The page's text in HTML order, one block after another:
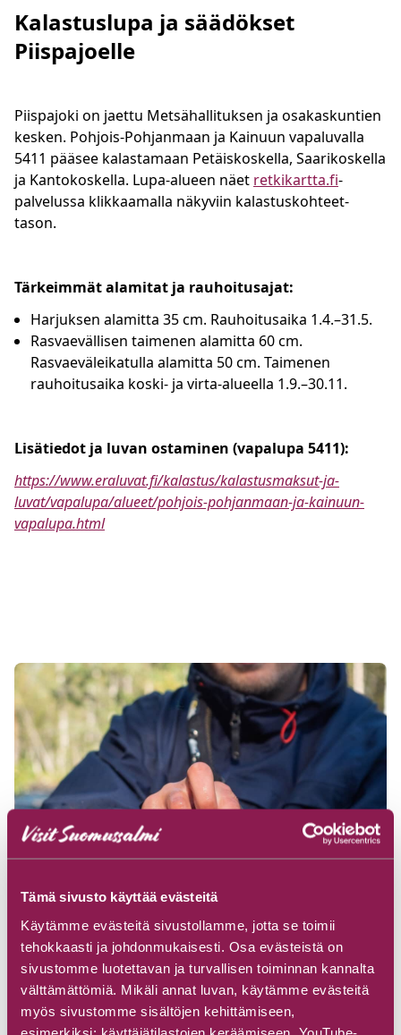
Tämä sivusto käyttää evästeitä
Käytämme evästeitä sivustollamme, jotta se toimii
tehokkaasti ja johdonmukaisesti. Osa evästeistä on
sivustomme luotettavan ja turvallisen toiminnan kannalta
välttämättömiä. Mikäli annat luvan, käytämme evästeitä
myös sivustomme sisältöjen kehittämiseen,
esimerkiksi: käyttäjätilastojen keräämiseen, YouTube-
Kalastuslupa ja säädökset
Piispajoelle
Piispajoki on jaettu Metsähallituksen ja osakaskuntien
kesken. Pohjois-Pohjanmaan ja Kainuun vapaluvalla
5411 pääsee kalastamaan Petäiskoskella, Saarikoskella
ja Kantokoskella. Lupa-alueen näet retkikartta.fi-
palvelussa klikkaamalla näkyviin kalastuskohteet-
tason.
Tärkeimmät alamitat ja rauhoitusajat:
Harjuksen alamitta 35 cm. Rauhoitusaika 1.4.–31.5.
Rasvaevällisen taimenen alamitta 60 cm.
Rasvaeväleikatulla alamitta 50 cm. Taimenen
rauhoitusaika koski- ja virta-alueella 1.9.–30.11.
Lisätiedot ja luvan ostaminen (vapalupa 5411):
https://www.eraluvat.fi/kalastus/kalastusmaksut-ja-
luvat/vapalupa/alueet/pohjois-pohjanmaan-ja-kainuun-
vapalupa.html